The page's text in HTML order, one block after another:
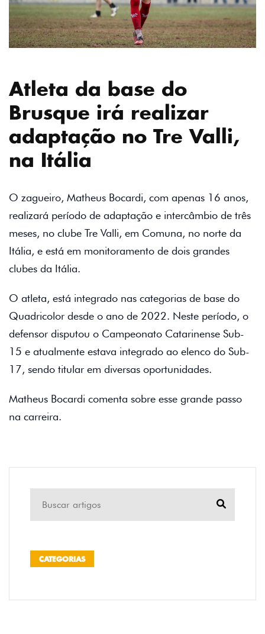
Atleta da base do
Brusque irá realizar
adaptação no Tre Valli,
na Itália
O zagueiro, Matheus Bocardi, com apenas 16 anos,
realizará período de adaptação e intercâmbio de três
meses, no clube Tre Valli, em Comuna, no norte da
Itália, e está em monitoramento de dois grandes
clubes da Itália.
O atleta, está integrado nas categorias de base do
Quadricolor desde o ano de 2022. Neste período, o
defensor disputou o Campeonato Catarinense Sub-
15 e atualmente estava integrado ao elenco do Sub-
17, sendo titular em diversas oportunidades.
Matheus Bocardi comenta sobre esse grande passo
na carreira.
CATEGORIAS